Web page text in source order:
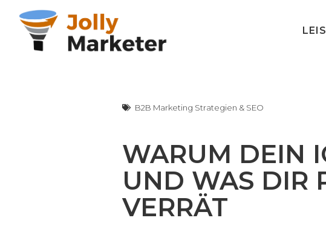
Inhalt
springen
B2B Marketing Strategien & SEO
WARUM DEIN
UND WAS DIR
VERRÄT